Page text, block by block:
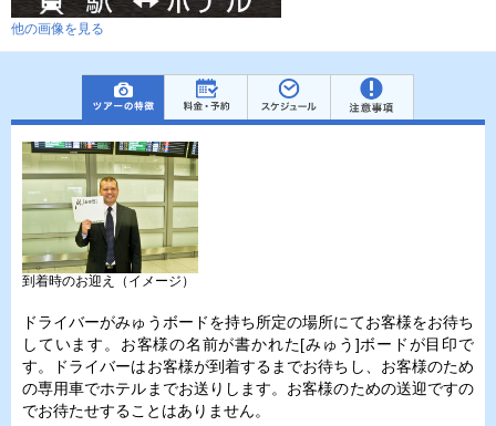
他の画像を見る
到着時のお迎え（イメージ）
ドライバーがみゅうボードを持ち所定の場所にてお客様をお待ち
しています。お客様の名前が書かれた[みゅう]ボードが目印で
す。ドライバーはお客様が到着するまでお待ちし、お客様のため
の専用車でホテルまでお送りします。お客様のための送迎ですの
でお待たせすることはありません。